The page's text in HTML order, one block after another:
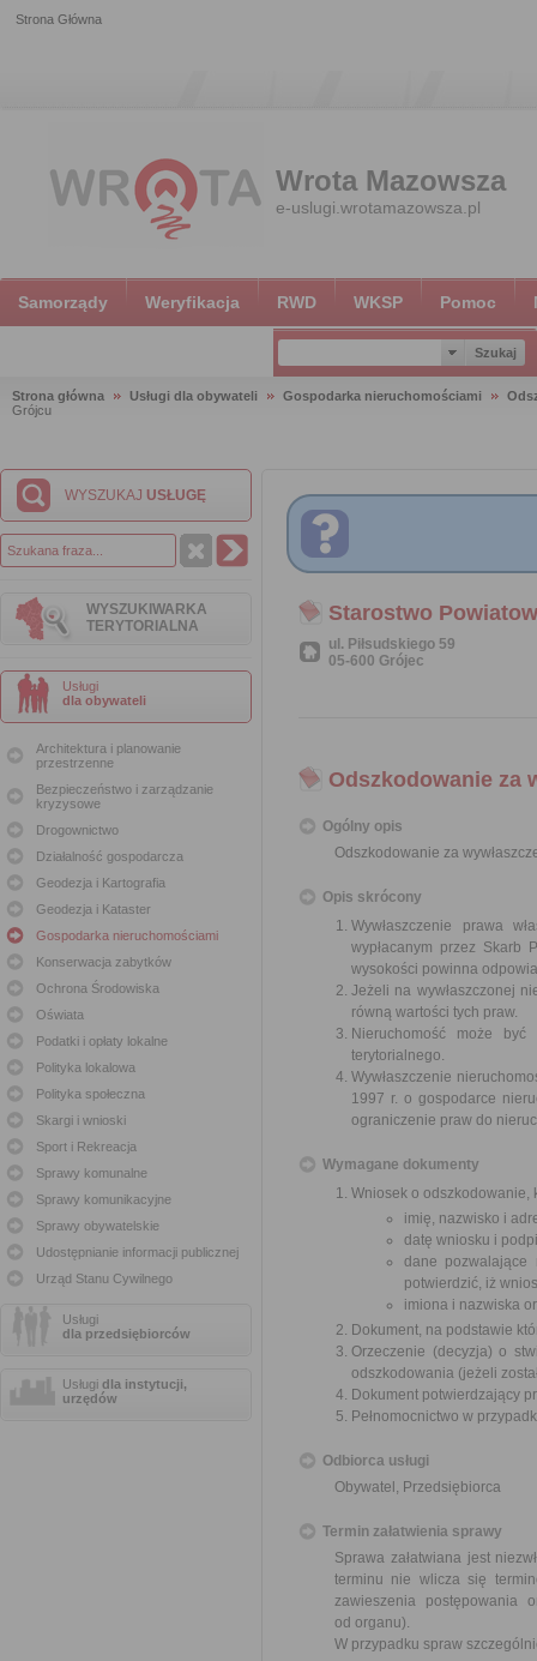
Strona Główna
Wrota Mazowsza
e-uslugi.wrotamazowsza.pl
Samorządy Weryfikacja RWD WKSP Pomoc
Strona główna Usługi dla obywateli Gospodarka nieruchomościami
Grójcu
WYSZUKAJ USŁUGĘ
WYSZUKIWARKA
TERYTORIALNA
Usługi
dla obywateli
Architektura i planowanie
przestrzenne
Bezpieczeństwo i zarządzanie
kryzysowe
Drogownictwo
Działalność gospodarcza
Geodezja i Kartografia
Geodezja i Kataster
Gospodarka nieruchomościami
Konserwacja zabytków
Ochrona Środowiska
Oświata
Podatki i opłaty lokalne
Polityka lokalowa
Polityka społeczna
Skargi i wnioski
Sport i Rekreacja
Sprawy komunalne
Sprawy komunikacyjne
Sprawy obywatelskie
Udostępnianie informacji publicznej
Urząd Stanu Cywilnego
Usługi
dla przedsiębiorców
Usługi dla instytucji,
urzędów
Starostwo
ul. Piłsudskiego 59
05-600 Grójec
Odszkodowanie za
Ogólny opis
Odszkodowanie za
Opis skrócony
Wywłaszczenie prawa
wypłacanym przez Skarb
wysokości powinna
Jeżeli na wywłaszczonej
równą wartości tych praw.
Nieruchomość może
terytorialnego.
Wywłaszczenie
1997 r. o gospodarce
ograniczenie praw do
Wymagane dokumenty
Wniosek o odszkodowanie,
imię, nazwisko i
datę wniosku i
dane pozwalające
potwierdzić, iż
imiona i nazwiska
Dokument, na podstawie
Orzeczenie (decyzja) o
odszkodowania (jeżeli
Dokument potwierdzający
Pełnomocnictwo w
Odbiorca usługi
Obywatel, Przedsiębiorca
Termin załatwienia sprawy
Sprawa załatwiana jest
terminu nie wlicza się
zawieszenia postępowania
od organu).
W przypadku spraw